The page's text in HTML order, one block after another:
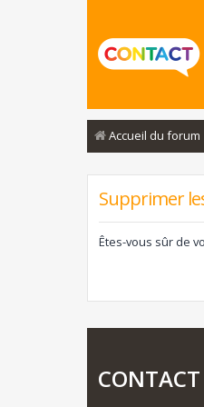
Accueil du forum
Supprimer
Êtes-vous sûr de
CONTACT